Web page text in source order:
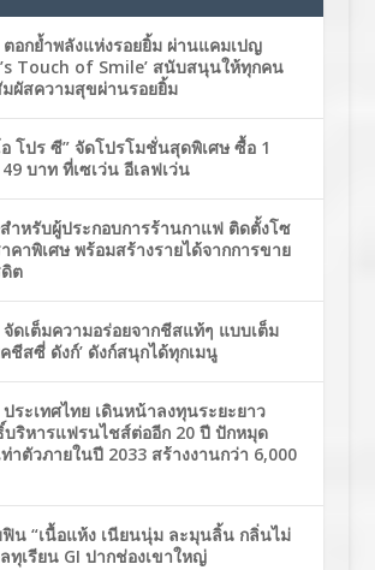
อกย้ำพลังแห่งรอยยิ้ม ผ่านแคมเปญ
Touch of Smile’ สนับสนุนให้ทุกคน
ผัสความสุขผ่านรอยยิ้ม
โปร ซี” จัดโปรโมชั่นสุดพิเศษ ซื้อ 1
บาท ที่เซเว่น อีเลฟเว่น
ำหรับผู้ประกอบการร้านกาแฟ ติดตั้งโซ
คาพิเศษ พร้อมสร้างรายได้จากการขาย
ต
ดเต็มความอร่อยจากชีสแท้ๆ แบบเต็ม
ชีสซี่ ดังก์’ ดังก์สนุกได้ทุกเมนู
ระเทศไทย เดินหน้าลงทุนระยะยาว
ริหารแฟรนไชส์ต่ออีก 20 ปี ปักหมุด
าตัวภายในปี 2033 สร้างงานกว่า 6,000
น “เนื้อแห้ง เนียนนุ่ม ละมุนลิ้น กลิ่นไม่
ทุเรียน GI ปากช่องเขาใหญ่